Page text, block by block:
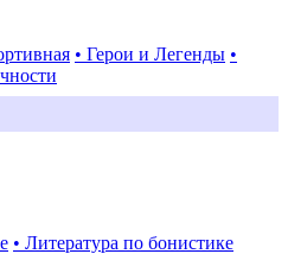
• Герои и Легенды •
• Литература по бонистике